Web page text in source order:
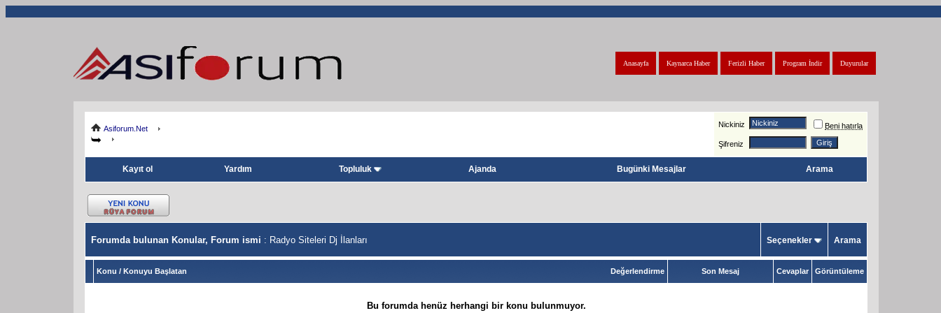
Duyurular
Program İndir
Ferizli Haber
Kaynarca Haber
Anasayfa
Asiforum.Net Nickiniz Beni hatırla
Şifreniz
Kayıt ol Yardım Topluluk Ajanda Bugünki Mesajlar Arama
Forumda bulunan Konular, Forum ismi : Radyo Siteleri Dj İlanları Seçenekler Arama
Değerlendirme
Konu / Konuyu Başlatan Son Mesaj Cevaplar Görüntüleme
Bu forumda henüz herhangi bir konu bulunmuyor.